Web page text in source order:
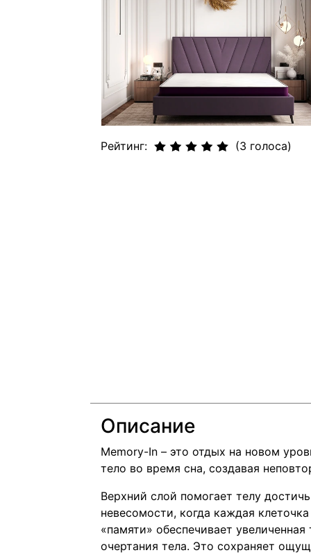
Рейтинг: (3 голоса)
Описание
Memory-In – это отдых на новом
тело во время сна, создавая
Верхний слой помогает телу
невесомости, когда каждая
«памяти» обеспечивает
очертания тела. Это сохраняет